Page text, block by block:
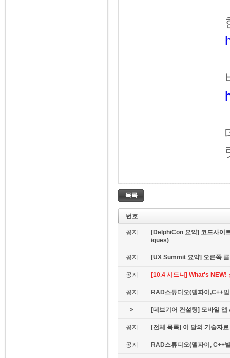
목록
번호
공지
[DelphiCon 요약] 코드사이
iques)
공지 [UX Summit 요약] 오른쪽
공지 [10.4 시드니] What's NEW!
공지 RAD스튜디오(델파이,C++
» [데브기어 컨설팅] 모바일
공지 [전체 목록] 이 달의 기술자
공지 RAD스튜디오(델파이, C++